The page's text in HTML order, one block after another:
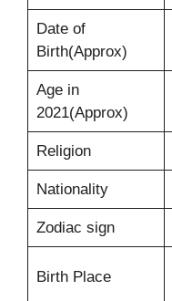
Date of
Birth(Approx)
Age in
2021(Approx)
Religion
Nationality
Zodiac sign
Birth Place